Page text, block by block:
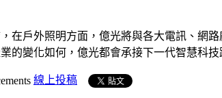
在戶外照明方面，億光將與各大電訊、網
的變化如何，億光都會承接下一代智慧科
線上投稿